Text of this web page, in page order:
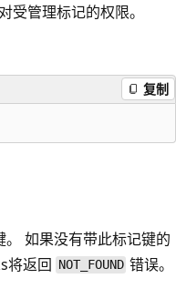
对受管理标记的权限。
复制
如果没有带此标记键的
将返回 NOT_FOUND 错误。